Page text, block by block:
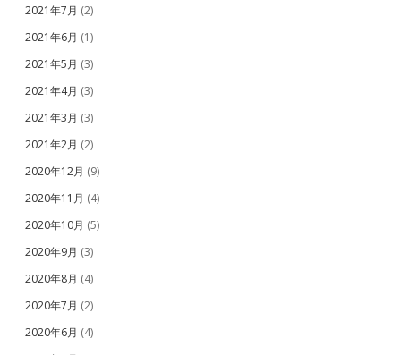
2021年7月 (2)
2021年6月 (1)
2021年5月 (3)
2021年4月 (3)
2021年3月 (3)
2021年2月 (2)
2020年12月 (9)
2020年11月 (4)
2020年10月 (5)
2020年9月 (3)
2020年8月 (4)
2020年7月 (2)
2020年6月 (4)